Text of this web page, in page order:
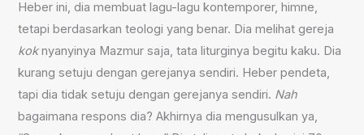
Heber ini, dia membuat lagu-lagu kontemporer, himne,
tetapi berdasarkan teologi yang benar. Dia melihat gereja
koknyanyinya Mazmur saja, tata liturginya begitu kaku. Dia
kurang setuju dengan gerejanya sendiri. Heber pendeta,
tapi dia tidak setuju dengan gerejanya sendiri. Nah
bagaimana respons dia? Akhirnya dia mengusulkan ya,